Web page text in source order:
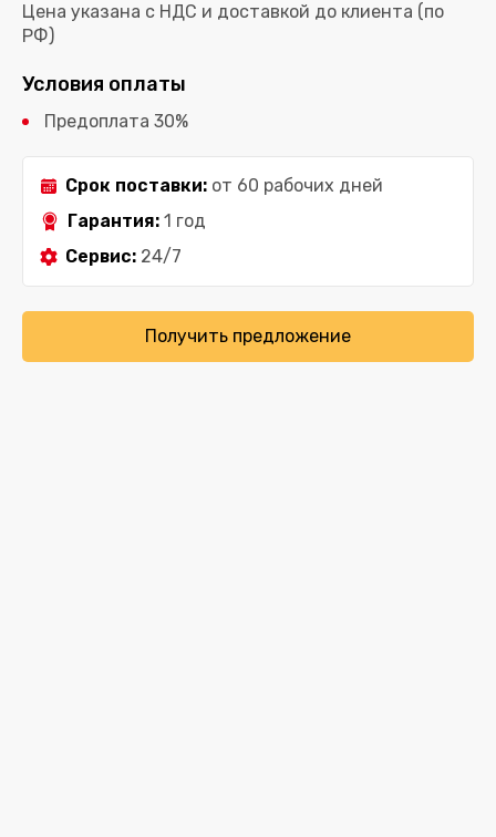
Цена указана с НДС и доставкой до клиента (по
РФ)
Условия оплаты
Предоплата 30%
Срок поставки: от 60 рабочих дней
Гарантия: 1 год
Сервис: 24/7
Получить предложение